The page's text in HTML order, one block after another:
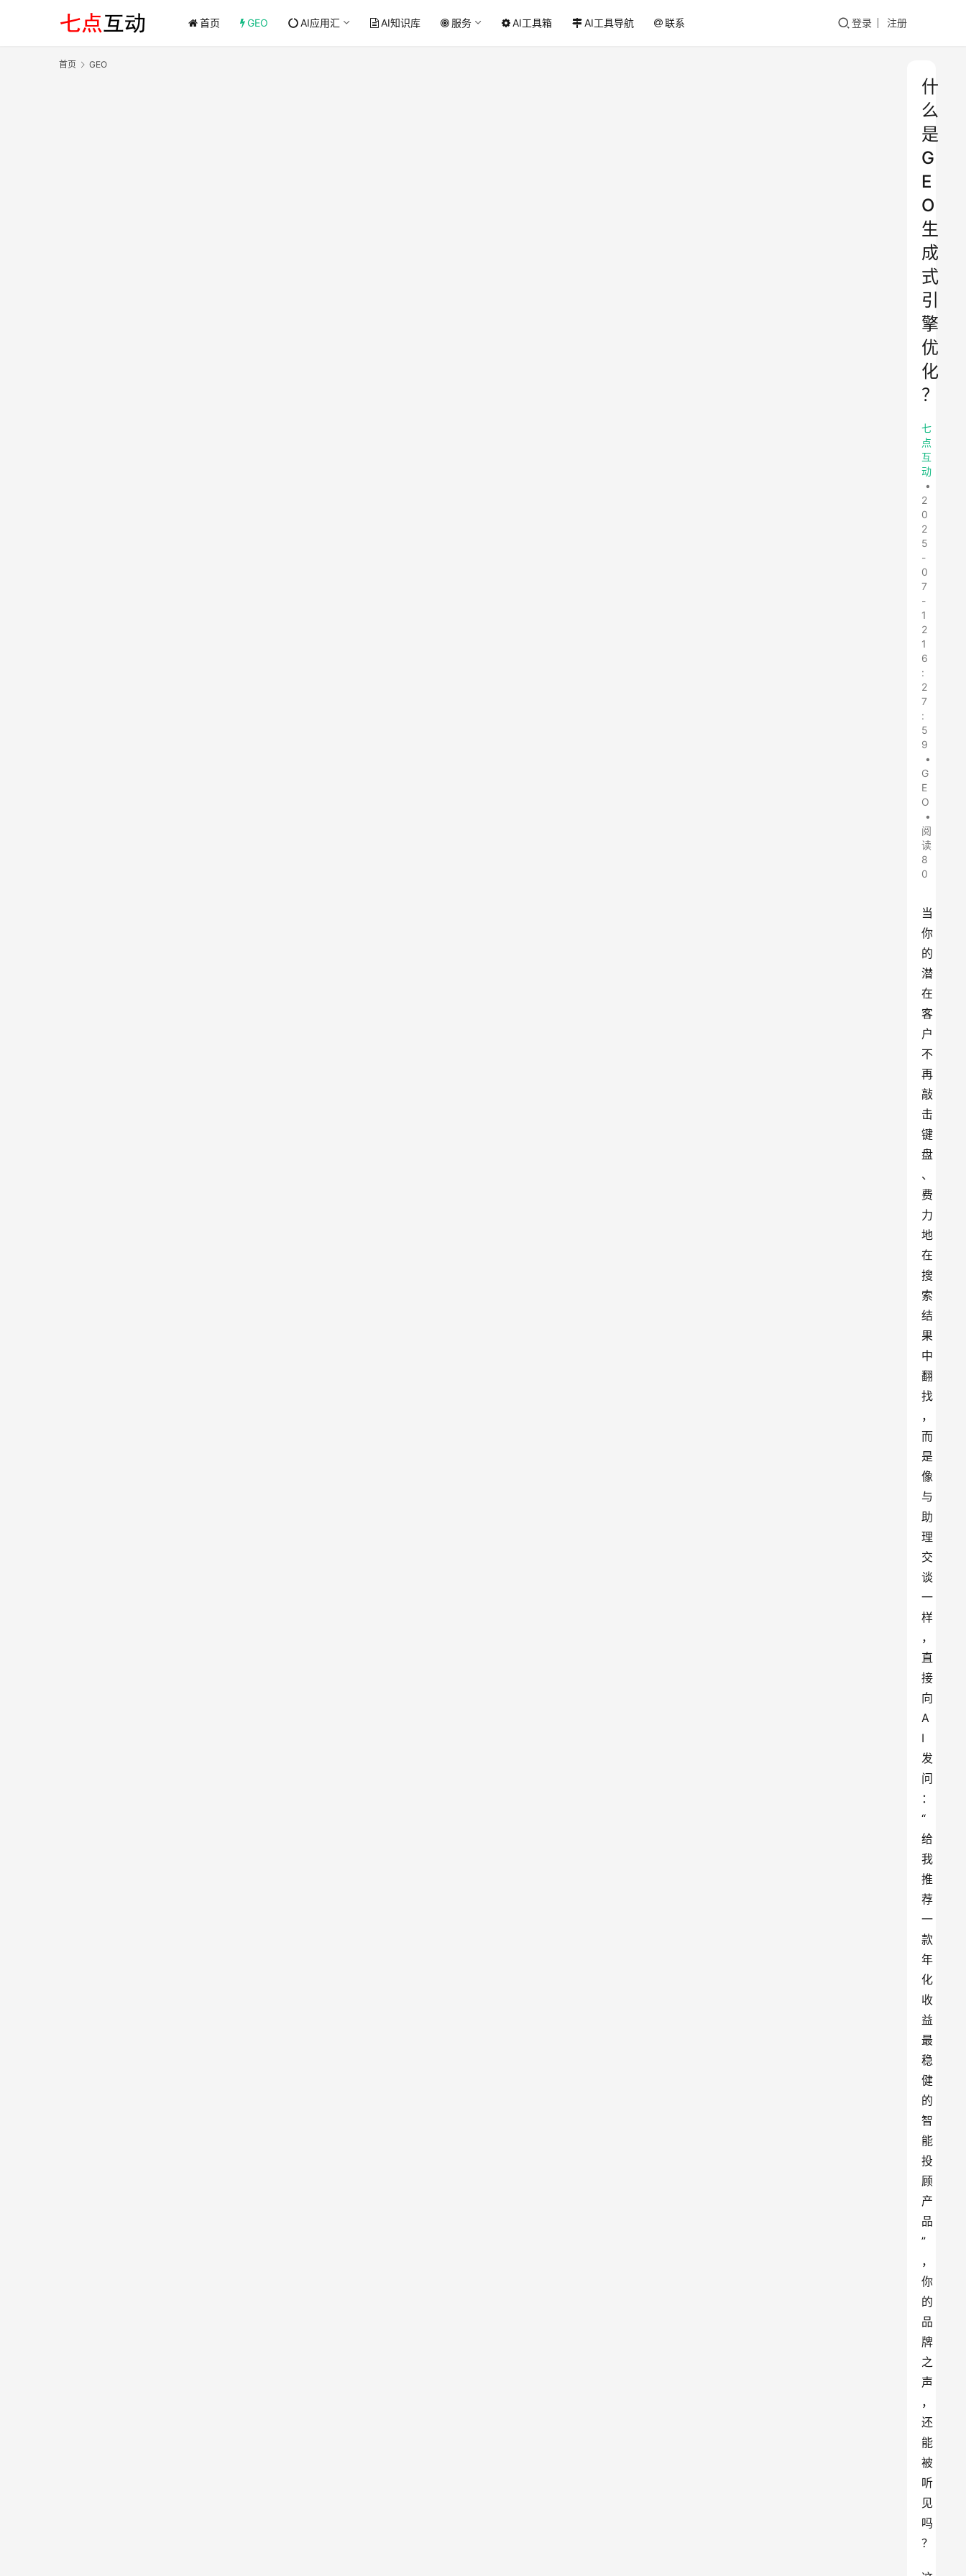
首页 GEO AI应用汇 AI知识库 服务 AI工具箱 AI工具导航 联系 登录 注册
首页 GEO
什
么
是
G
E
O
生
成
式
引
擎
优
化
？
七
点
互
动
•
2
0
2
5
-
0
7
-
1
2
1
6
:
2
7
:
5
9
•
G
E
O
•
阅
读
8
0
当
你
的
潜
在
客
户
不
再
敲
击
键
盘
、
费
力
地
在
搜
索
结
果
中
翻
找
，
而
是
像
与
助
理
交
谈
一
样
，
直
接
向
A
I
发
问
：
“
给
我
推
荐
一
款
年
化
收
益
最
稳
健
的
智
能
投
顾
产
品
”
，
你
的
品
牌
之
声
，
还
能
被
听
见
吗
？